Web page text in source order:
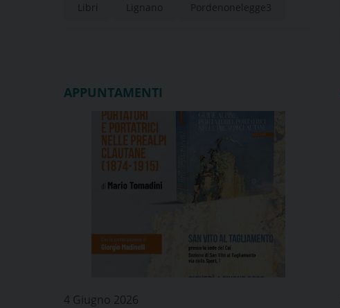
Libri Lignano Pordenonelegge3
APPUNTAMENTI
4 Giugno 2026